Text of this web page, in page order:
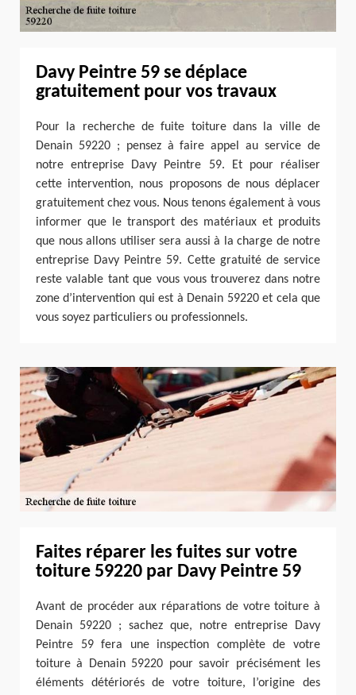
Davy Peintre 59 se déplace
gratuitement pour vos travaux
Pour la recherche de fuite toiture dans la ville de
Denain 59220 ; pensez à faire appel au service de
notre entreprise Davy Peintre 59. Et pour réaliser
cette intervention, nous proposons de nous déplacer
gratuitement chez vous. Nous tenons également à vous
informer que le transport des matériaux et produits
que nous allons utiliser sera aussi à la charge de notre
entreprise Davy Peintre 59. Cette gratuité de service
reste valable tant que vous vous trouverez dans notre
zone d’intervention qui est à Denain 59220 et cela que
vous soyez particuliers ou professionnels.
Faites réparer les fuites sur votre
toiture 59220 par Davy Peintre 59
Avant de procéder aux réparations de votre toiture à
Denain 59220 ; sachez que, notre entreprise Davy
Peintre 59 fera une inspection complète de votre
toiture à Denain 59220 pour savoir précisément les
éléments détériorés de votre toiture, l’origine des